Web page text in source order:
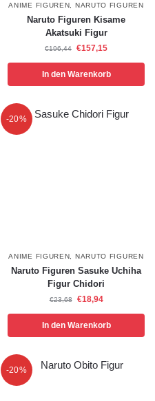
ANIME FIGUREN NARUTO FIGUREN
Naruto Figuren Kisame
Akatsuki Figur
€196,44 €157,15
In den Warenkorb
-20%
ANIME FIGUREN NARUTO FIGUREN
Naruto Figuren Sasuke Uchiha
Figur Chidori
€23,68 €18,94
In den Warenkorb
-20%